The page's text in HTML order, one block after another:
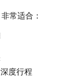
常适合：
度行程